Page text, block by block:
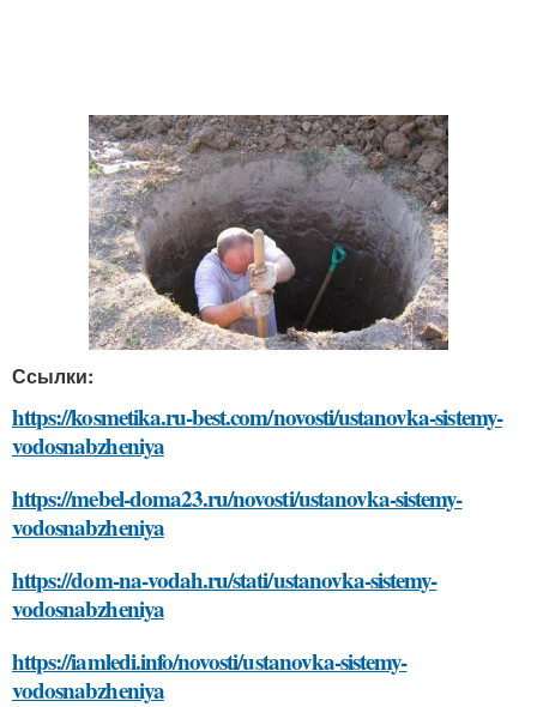
Ссылки:
https://kosmetika.ru-best.com/novosti/ustanovka-sistemy-
vodosnabzheniya
https://mebel-doma23.ru/novosti/ustanovka-sistemy-
vodosnabzheniya
https://dom-na-vodah.ru/stati/ustanovka-sistemy-
vodosnabzheniya
https://iamledi.info/novosti/ustanovka-sistemy-
vodosnabzheniya